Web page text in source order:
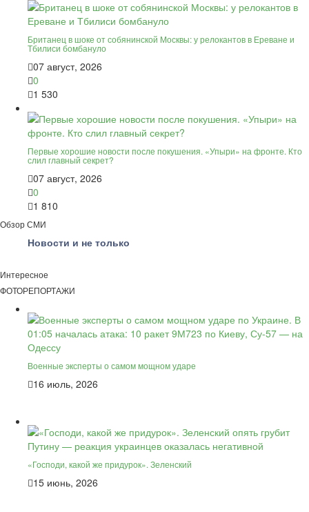
Британец в шоке от собянинской Москвы: у релокантов в Ереване и
Тбилиси бомбануло
07 август, 2026
0
1 530
Первые хорошие новости после покушения. «Упыри» на фронте. Кто
слил главный секрет?
07 август, 2026
0
1 810
Обзор СМИ
Новости и не только
Интересное
ФОТОРЕПОРТАЖИ
Военные эксперты о самом мощном ударе
16 июль, 2026
«Господи, какой же придурок». Зеленский
15 июнь, 2026